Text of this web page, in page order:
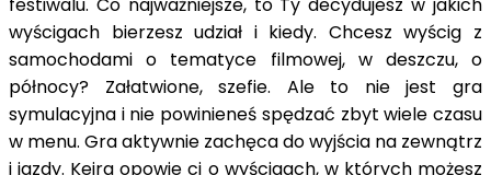
wyścigach bierzesz udział i kiedy. Chcesz wyścig z
samochodami o tematyce filmowej, w deszczu, o
północy? Załatwione, szefie. Ale to nie jest gra
symulacyjna i nie powinieneś spędzać zbyt wiele czasu
w menu. Gra aktywnie zachęca do wyjścia na zewnątrz
i jazdy. Keira opowie ci o wyścigach, w których możesz